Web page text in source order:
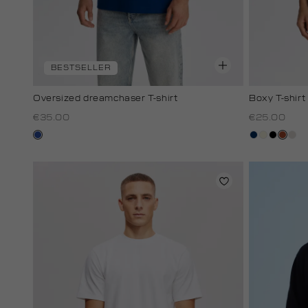
BESTSELLER
Oversized dreamchaser T-shirt
€35.00
kobaltblauw
Boxy T-shirt
€25.00
wit,
white
zwart
bruin